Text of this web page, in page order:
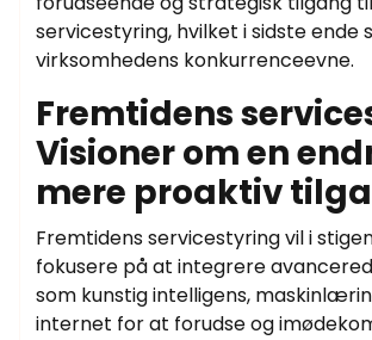
servicestyring, hvilket i sidste ende
virksomhedens konkurrenceevne.
Fremtidens
Visioner om en
mere proaktiv
Fremtidens servicestyring vil i
fokusere på at integrere
som kunstig intelligens,
internet for at forudse og